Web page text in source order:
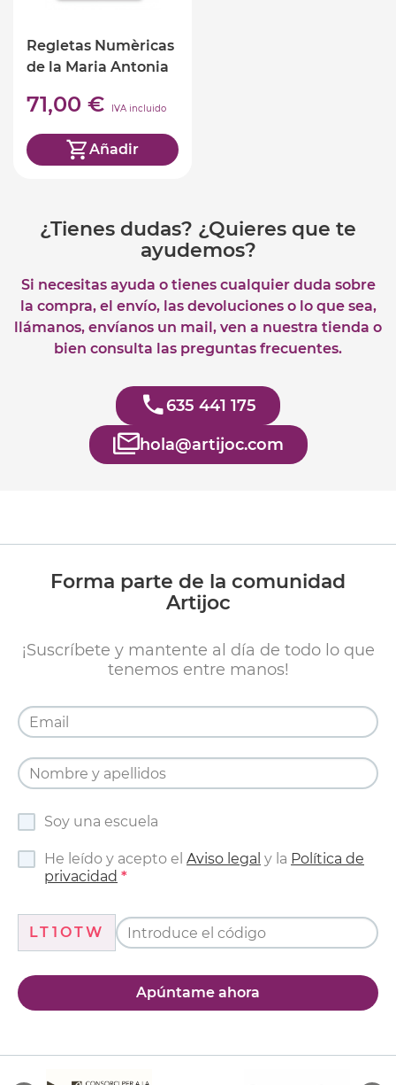
Regletas Numèricas
de la Maria Antonia
71,00 € IVA incluido
Añadir
¿Tienes dudas? ¿Quieres que te
ayudemos?
Si necesitas ayuda o tienes cualquier duda sobre
la compra, el envío, las devoluciones o lo que sea,
llámanos, envíanos un mail, ven a nuestra tienda o
bien consulta las preguntas frecuentes.
635 441 175
hola@artijoc.com
Forma parte de la comunidad
Artijoc
¡Suscríbete y mantente al día de todo lo que
tenemos entre manos!
Soy una escuela
He leído y acepto el Aviso legal y la Política de
privacidad
LT1OTW
Apúntame ahora